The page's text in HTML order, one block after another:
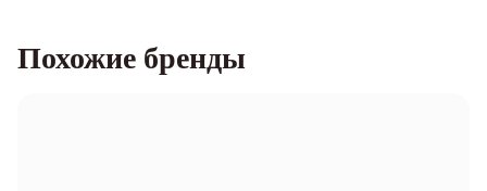
Похожие бренды